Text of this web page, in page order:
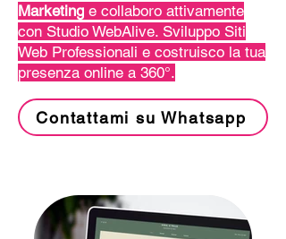
Marketing e collaboro attivamente
con Studio WebAlive. Sviluppo Siti
Web Professionali e costruisco la tua
presenza online a 360°.
Contattami su Whatsapp